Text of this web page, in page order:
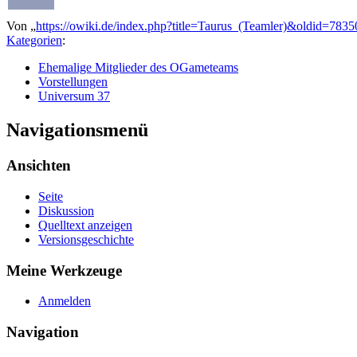
Von „https://owiki.de/
Kategorien:
Ehemalige Mitglieder des OGameteams
Vorstellungen
Universum 37
Navigationsmenü
Ansichten
Seite
Diskussion
Quelltext anzeigen
Versionsgeschichte
Meine Werkzeuge
Anmelden
Navigation